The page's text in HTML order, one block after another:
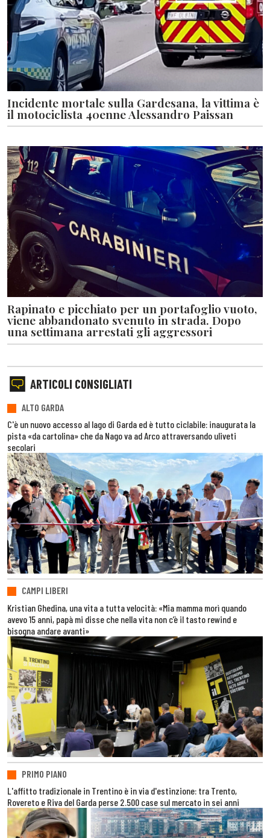
Incidente mortale sulla Gardesana, la vittima è
il motociclista 40enne Alessandro Paissan
Rapinato e picchiato per un portafoglio vuoto,
viene abbandonato svenuto in strada. Dopo
una settimana arrestati gli aggressori
ARTICOLI CONSIGLIATI
ALTO GARDA
C'è un nuovo accesso al lago di Garda ed è tutto ciclabile: inaugurata la
pista «da cartolina» che da Nago va ad Arco attraversando uliveti
secolari
CAMPI LIBERI
Kristian Ghedina, una vita a tutta velocità: «Mia mamma morì quando
avevo 15 anni, papà mi disse che nella vita non c’è il tasto rewind e
bisogna andare avanti»
PRIMO PIANO
L'affitto tradizionale in Trentino è in via d'estinzione: tra Trento,
Rovereto e Riva del Garda perse 2.500 case sul mercato in sei anni